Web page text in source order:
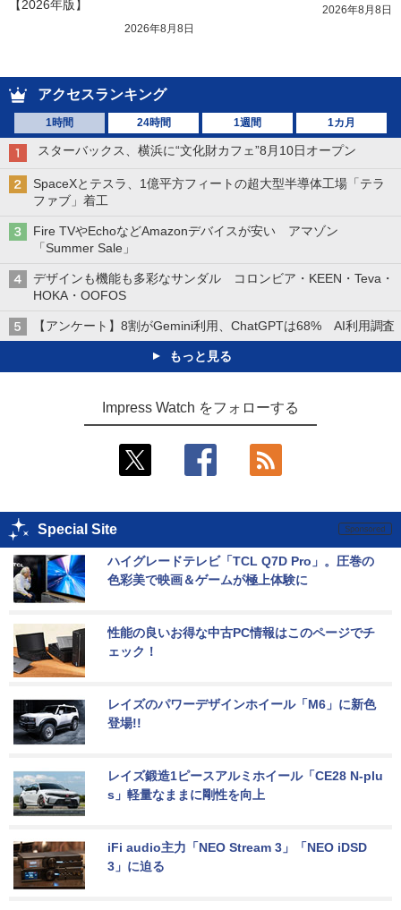
【2026年版】
2026年8月8日
2026年8月8日
アクセスランキング
1時間 24時間 1週間 1カ月
スターバックス、横浜に“文化財カフェ”8月10日オープン
SpaceXとテスラ、1億平方フィートの超大型半導体工場「テラ
ファブ」着工
Fire TVやEchoなどAmazonデバイスが安い アマゾン
「Summer Sale」
デザインも機能も多彩なサンダル コロンビア・KEEN・Teva・
HOKA・OOFOS
【アンケート】8割がGemini利用、ChatGPTは68% AI利用調査
もっと見る
Impress Watch をフォローする
Special Site
ハイグレードテレビ「TCL Q7D Pro」。圧巻の
色彩美で映画＆ゲームが極上体験に
性能の良いお得な中古PC情報はこのページでチ
ェック！
レイズのパワーデザインホイール「M6」に新色
登場!!
レイズ鍛造1ピースアルミホイール「CE28 N-plu
s」軽量なままに剛性を向上
iFi audio主力「NEO Stream 3」「NEO iDSD
3」に迫る